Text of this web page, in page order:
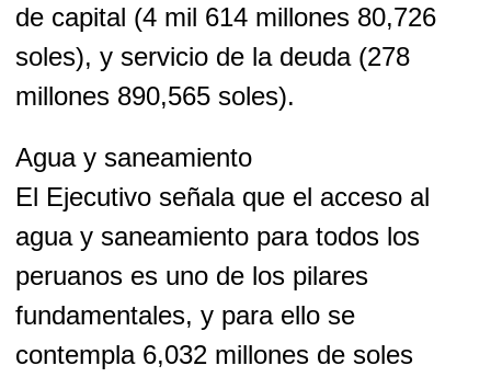
de capital (4 mil 614 millones 80,726
soles), y servicio de la deuda (278
millones 890,565 soles).
Agua y saneamiento
El Ejecutivo señala que el acceso al
agua y saneamiento para todos los
peruanos es uno de los pilares
fundamentales, y para ello se
contempla 6,032 millones de soles